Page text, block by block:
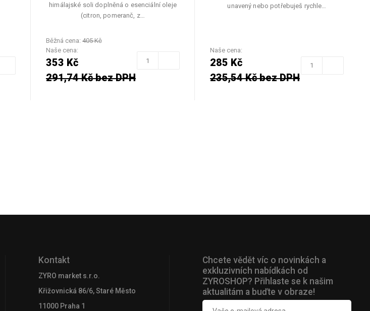
himálajské soli doplněná o esenciální oleje
(citron, pomeranč, z…
Běžná cena: 405 Kč
Naše cena:
353 Kč
291,74 Kč bez DPH
unavený nebo potřebuješ rychle…
Naše cena:
285 Kč
235,54 Kč bez DPH
Kontakt
ZYRO market s.r.o.
Křižovnická 86/6, Staré Město
11000 Praha 1
Chcete vědět víc o novinkách a
exkluzivních nabídkách od
ZYROSHOP? Přihlaste se k našim
aktualitám a buďte v obraze!